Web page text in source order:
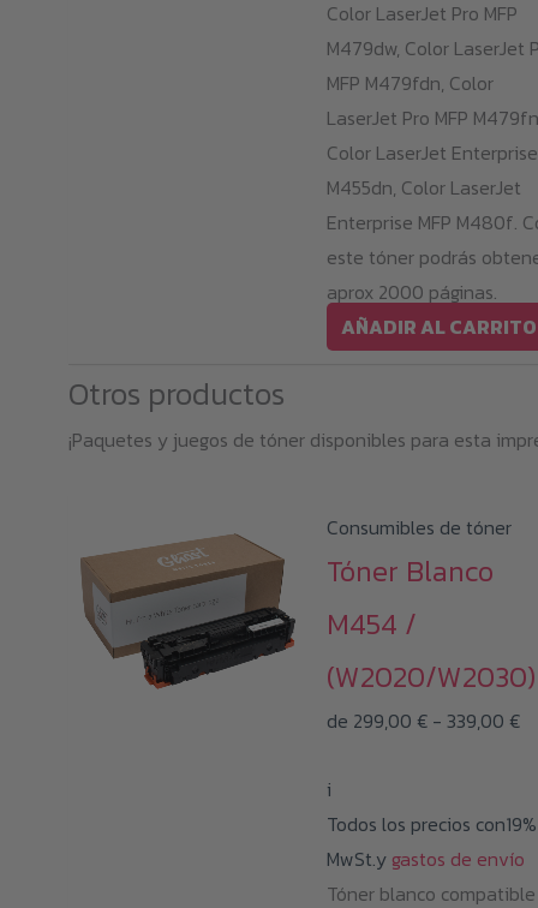
Color LaserJet Pro MFP
M479dw, Color LaserJet
MFP M479fdn, Color
LaserJet Pro MFP
Color LaserJet Enterprise
M455dn, Color LaserJet
Enterprise MFP M480f.
este tóner podrás
aprox 2000 páginas.
AÑADIR AL CARRITO
Otros productos
¡Paquetes y juegos de tóner disponibles para esta
Consumibles de tóner
Tóner Blanco
M454 /
(W2020/W2030)
de 299,00 € - 339,00 €
i
Todos los precios con19%
MwSt.y gastos de envío
Tóner blanco compatible